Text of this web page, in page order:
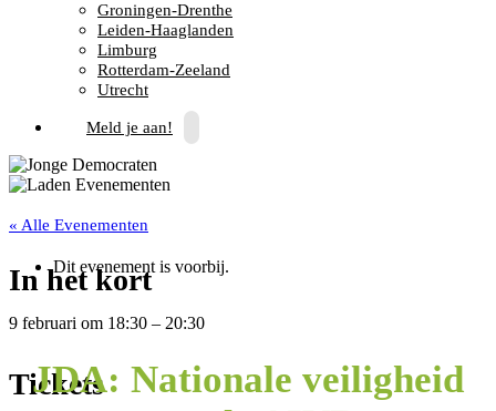
Groningen-Drenthe
Leiden-Haaglanden
Limburg
Rotterdam-Zeeland
Utrecht
Meld je aan!
« Alle Evenementen
Dit evenement is voorbij.
JDA: Nationale veiligheid
In het kort
9 februari om 18:30 – 20:30
Tickets